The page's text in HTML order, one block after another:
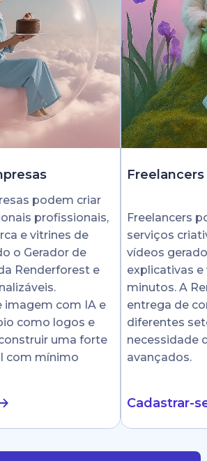
podem criar
profissionais,
e vitrines de
o Gerador de
Renderforest e
imagem com IA e
como logos e
uma forte
com mínimo
Freelancers
Freelancers
serviços
vídeos
explicativas
minutos. A
entrega de
diferentes
necessidade
avançados.
Cadastrar-